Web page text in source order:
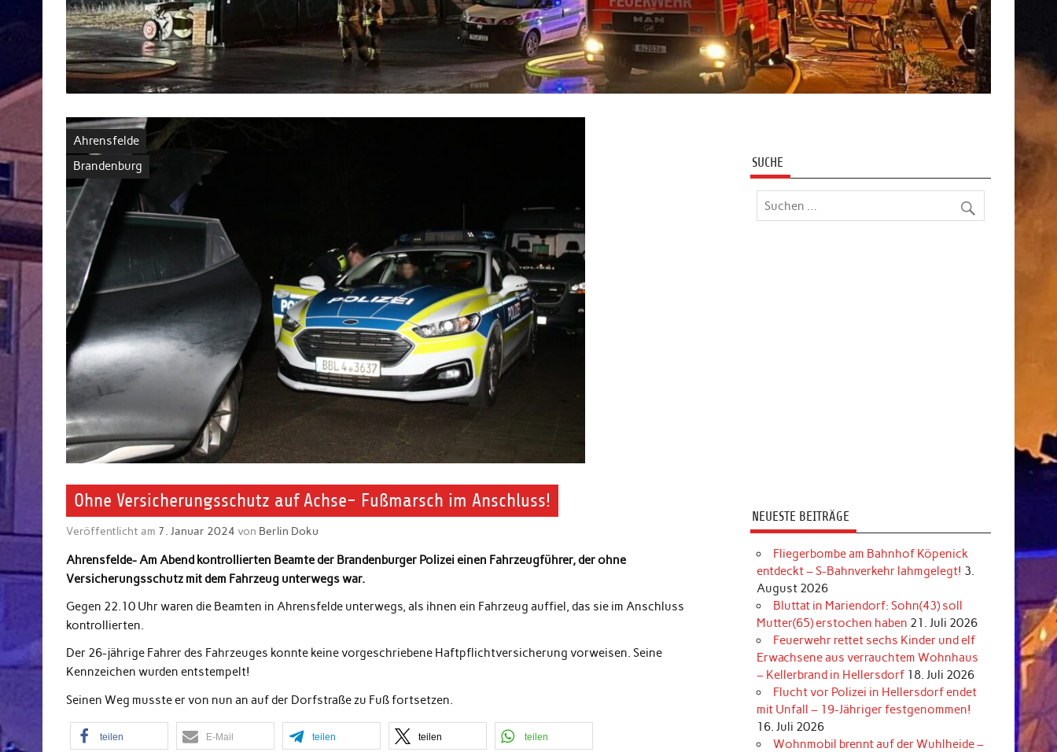
Ahrensfelde
Brandenburg
Ohne Versicherungsschutz auf Achse- Fußmarsch im Anschluss!
Veröffentlicht am 7. Januar 2024 von Berlin Doku
Ahrensfelde- Am Abend kontrollierten Beamte der Brandenburger Polizei einen Fahrzeugführer, der ohne
Versicherungsschutz mit dem Fahrzeug unterwegs war.
Gegen 22.10 Uhr waren die Beamten in Ahrensfelde unterwegs, als ihnen ein Fahrzeug auffiel, das sie im Anschluss
kontrollierten.
Der 26-jährige Fahrer des Fahrzeuges konnte keine vorgeschriebene Haftpflichtversicherung vorweisen. Seine
Kennzeichen wurden entstempelt!
Seinen Weg musste er von nun an auf der Dorfstraße zu Fuß fortsetzen.
teilen E-Mail teilen teilen teilen
SUCHE
NEUESTE BEITRÄGE
Fliegerbombe am Bahnhof Köpenick
entdeckt – S-Bahnverkehr lahmgelegt! 3.
August 2026
Bluttat in Mariendorf: Sohn(43) soll
Mutter(65) erstochen haben 21. Juli 2026
Feuerwehr rettet sechs Kinder und elf
Erwachsene aus verrauchtem Wohnhaus
– Kellerbrand in Hellersdorf 18. Juli 2026
Flucht vor Polizei in Hellersdorf endet
mit Unfall – 19-Jähriger festgenommen!
16. Juli 2026
Wohnmobil brennt auf der Wuhlheide –